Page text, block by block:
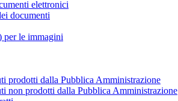
elettronici
documenti
per le immagini
prodotti dalla Pubblica Amministrazione
non prodotti dalla Pubblica Amministrazione